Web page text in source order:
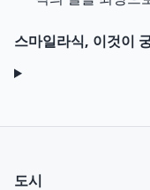
스마일라식, 이것이
도시